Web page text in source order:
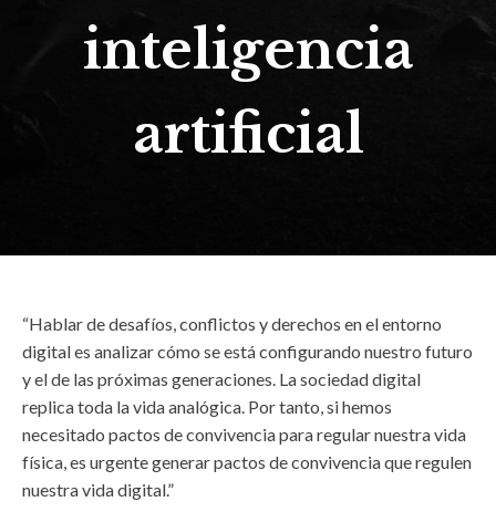
inteligencia
artificial
“Hablar de desafíos, conflictos y derechos en el entorno
digital es analizar cómo se está configurando nuestro futuro
y el de las próximas generaciones. La sociedad digital
replica toda la vida analógica. Por tanto, si hemos
necesitado pactos de convivencia para regular nuestra vida
física, es urgente generar pactos de convivencia que regulen
nuestra vida digital.”